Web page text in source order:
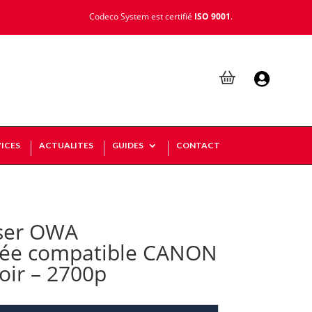
Codeco System est certifié ISO 9001.

ACTUALITES GUIDES CONTACT
OWA
compatible CANON
– 2700p